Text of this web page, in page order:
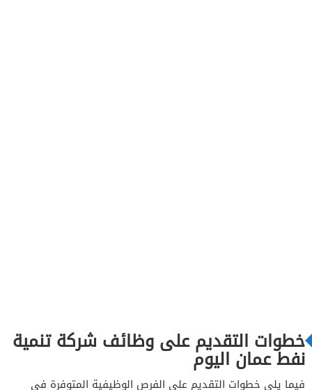
خطوات التقديم على وظائف شركة تنمية
نفط عمان اليوم
فيما يلي خطوات التقديم على الفرص الوظيفية المتوفرة في